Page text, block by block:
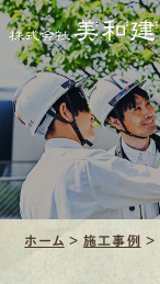
お家をきれいに
会社をきれいに
クリーニング
施工事例
ホーム >施工事例 >